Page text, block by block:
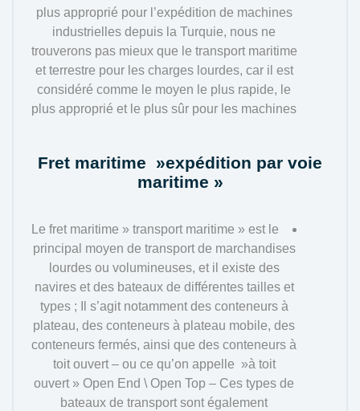
plus approprié pour l’expédition de machines
industrielles depuis la Turquie, nous ne
trouverons pas mieux que le transport maritime
et terrestre pour les charges lourdes, car il est
considéré comme le moyen le plus rapide, le
plus approprié et le plus sûr pour les machines
Fret maritime »expédition par voie
maritime »
Le fret maritime » transport maritime » est le
principal moyen de transport de marchandises
lourdes ou volumineuses, et il existe des
navires et des bateaux de différentes tailles et
types ; Il s’agit notamment des conteneurs à
plateau, des conteneurs à plateau mobile, des
conteneurs fermés, ainsi que des conteneurs à
toit ouvert – ou ce qu’on appelle »à toit
ouvert » Open End \ Open Top – Ces types de
bateaux de transport sont également